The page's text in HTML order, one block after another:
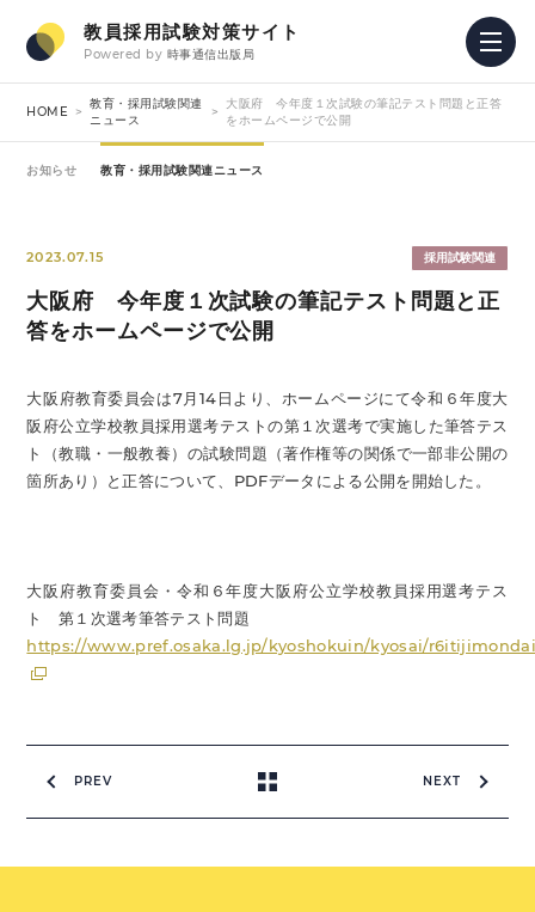
教員採用試験対策サイト
Powered by 時事通信出版局
HOME
教育・採用試験関連
ニュース
大阪府 今年度１次試験の筆記テスト問題と正答
をホームページで公開
お知らせ 教育・採用試験関連ニュース
2023.07.15 採用試験関連
大阪府 今年度１次試験の筆記テスト問題と正
答をホームページで公開
大阪府教育委員会は7月14日より、ホームページにて令和６年度大
阪府公立学校教員採用選考テストの第１次選考で実施した筆答テス
ト（教職・一般教養）の試験問題（著作権等の関係で一部非公開の
箇所あり）と正答について、PDFデータによる公開を開始した。
大阪府教育委員会・令和６年度大阪府公立学校教員採用選考テス
ト 第１次選考筆答テスト問題
https://www.pref.osaka.lg.jp/kyoshokuin/kyosai/
PREV NEXT